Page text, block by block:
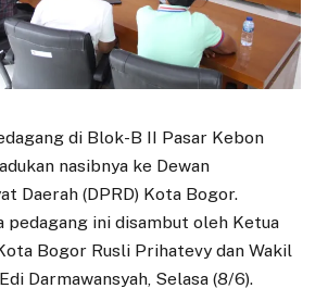
di Blok-B II Pasar Kebon
nasibnya ke Dewan
Daerah (DPRD) Kota Bogor.
pedagang ini disambut oleh Ketua
Bogor Rusli Prihatevy dan Wakil
Darmawansyah, Selasa (8/6).